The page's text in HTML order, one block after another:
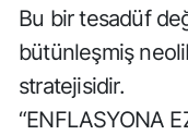
Bu bir tesadüf
bütünleşmiş
stratejisidir.
“ENFLASYONA